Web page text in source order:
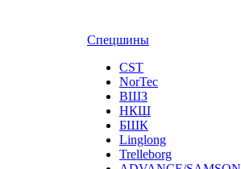
Спецшины
CST
NorTec
ВШЗ
НКШ
БШК
Linglong
Trelleborg